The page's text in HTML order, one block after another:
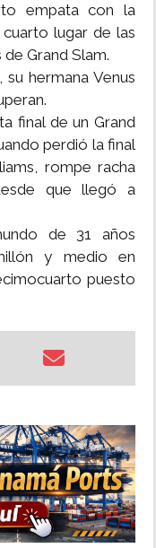
empata con la
lugar de las
Grand Slam.
hermana Venus
final de un Grand
perdió la final
rompe racha
que llegó a
de 31 años
y medio en
puesto